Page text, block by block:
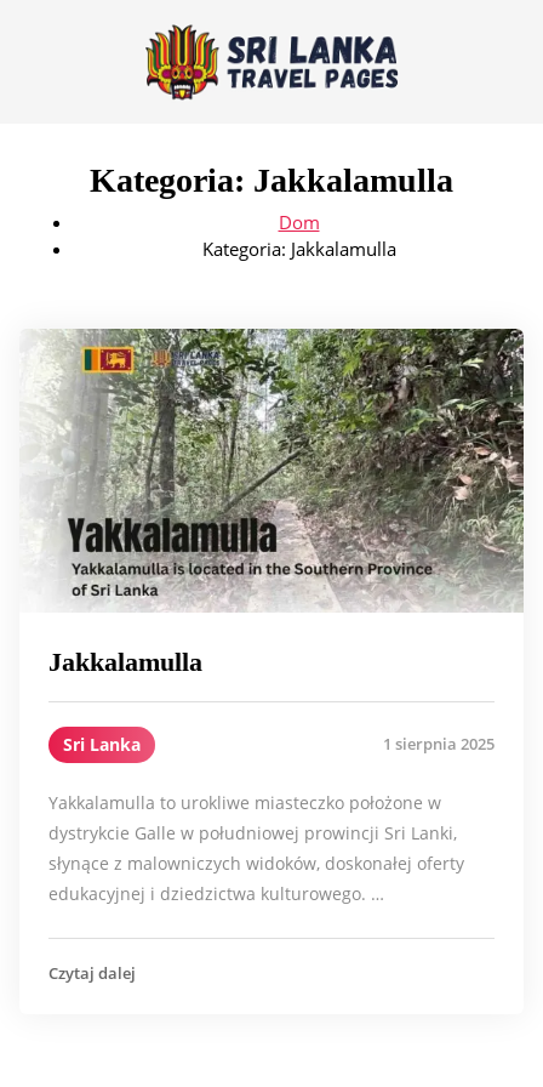
Kategoria: Jakkalamulla
Dom
Kategoria: Jakkalamulla
Jakkalamulla
Sri Lanka 1 sierpnia 2025
Yakkalamulla to urokliwe miasteczko położone w
dystrykcie Galle w południowej prowincji Sri Lanki,
słynące z malowniczych widoków, doskonałej oferty
edukacyjnej i dziedzictwa kulturowego. …
Czytaj dalej